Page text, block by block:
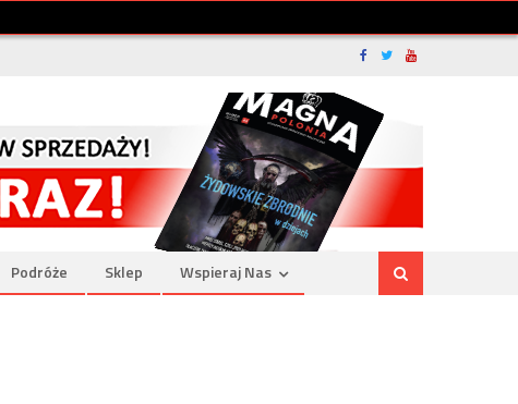
Podróże Sklep Wspieraj Nas